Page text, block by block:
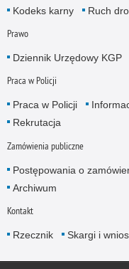
Kodeks karny
Ruch
Prawo
Dziennik Urzędowy KGP
Praca w Policji
Praca w Policji
Rekrutacja
Zamówienia publiczne
Postępowania o
Archiwum
Kontakt
Rzecznik Skargi i